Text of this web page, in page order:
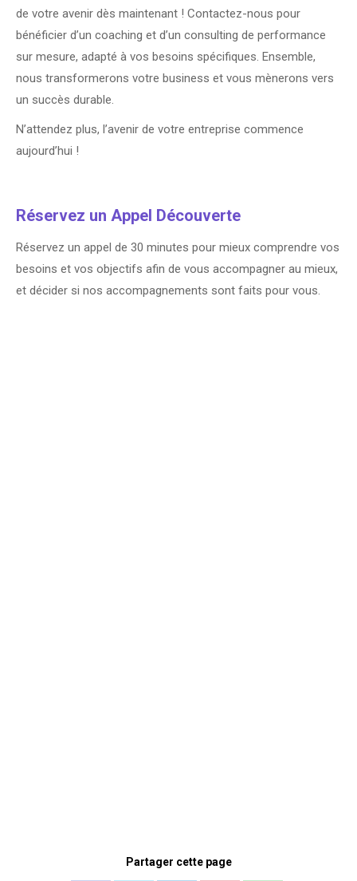
de votre avenir dès maintenant ! Contactez-nous pour
bénéficier d’un coaching et d’un consulting de performance
sur mesure, adapté à vos besoins spécifiques. Ensemble,
nous transformerons votre business et vous mènerons vers
un succès durable.
N’attendez plus, l’avenir de votre entreprise commence
aujourd’hui !
Réservez un Appel Découverte
Réservez un appel de 30 minutes pour mieux comprendre vos
besoins et vos objectifs afin de vous accompagner au mieux,
et décider si nos accompagnements sont faits pour vous.
Partager cette page